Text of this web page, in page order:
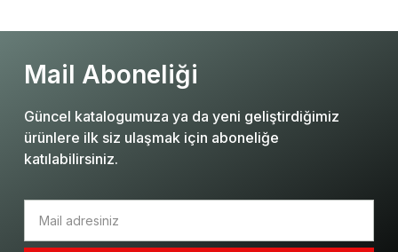
Mail Aboneliği
Güncel katalogumuza ya da yeni geliştirdiğimiz
ürünlere ilk siz ulaşmak için aboneliğe
katılabilirsiniz.